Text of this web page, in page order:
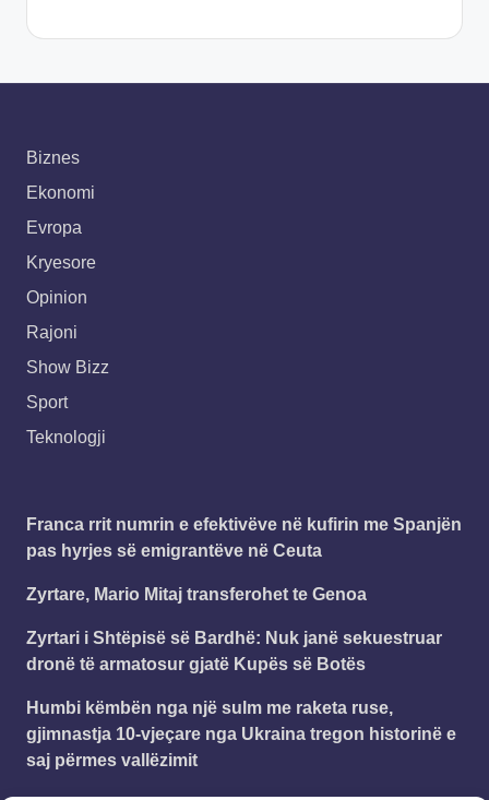
Biznes
Ekonomi
Evropa
Kryesore
Opinion
Rajoni
Show Bizz
Sport
Teknologji
Franca rrit numrin e efektivëve në kufirin me Spanjën
pas hyrjes së emigrantëve në Ceuta
Zyrtare, Mario Mitaj transferohet te Genoa
Zyrtari i Shtëpisë së Bardhë: Nuk janë sekuestruar
dronë të armatosur gjatë Kupës së Botës
Humbi këmbën nga një sulm me raketa ruse,
gjimnastja 10-vjeçare nga Ukraina tregon historinë e
saj përmes vallëzimit